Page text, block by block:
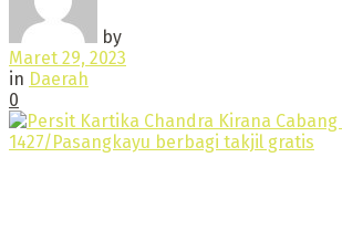
by
Maret 29, 2023
in Daerah
0